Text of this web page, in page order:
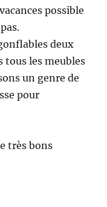
possible
deux
tous les meubles
un genre de
pour
très bons